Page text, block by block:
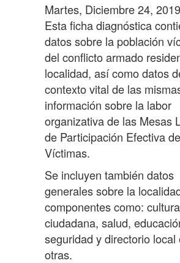
Martes, Diciembre 24,
Esta ficha diagnóstica
datos sobre la población
del conflicto armado
localidad, así como datos
contexto vital de las
información sobre la labor
organizativa de las Mesas
de Participación Efectiva
Víctimas.
Se incluyen también datos
generales sobre la
componentes como: cultura
ciudadana, salud,
seguridad y directorio local
otras.